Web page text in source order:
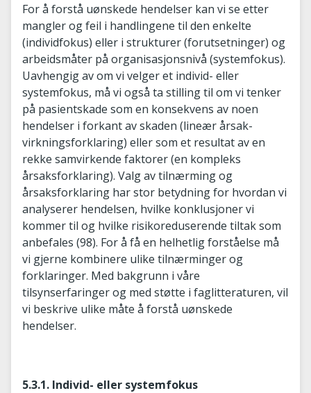
For å forstå uønskede hendelser kan vi se etter
mangler og feil i handlingene til den enkelte
(individfokus) eller i strukturer (forutsetninger) og
arbeidsmåter på organisasjonsnivå (systemfokus).
Uavhengig av om vi velger et individ- eller
systemfokus, må vi også ta stilling til om vi tenker
på pasientskade som en konsekvens av noen
hendelser i forkant av skaden (lineær årsak-
virkningsforklaring) eller som et resultat av en
rekke samvirkende faktorer (en kompleks
årsaksforklaring). Valg av tilnærming og
årsaksforklaring har stor betydning for hvordan vi
analyserer hendelsen, hvilke konklusjoner vi
kommer til og hvilke risikoreduserende tiltak som
anbefales (98). For å få en helhetlig forståelse må
vi gjerne kombinere ulike tilnærminger og
forklaringer. Med bakgrunn i våre
tilsynserfaringer og med støtte i faglitteraturen, vil
vi beskrive ulike måte å forstå uønskede
hendelser.
5.3.1. Individ- eller systemfokus